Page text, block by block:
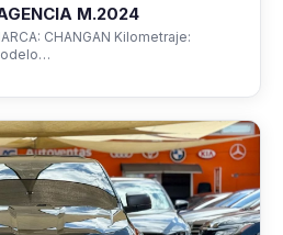
M.2024
CHANGAN Kilometraje: